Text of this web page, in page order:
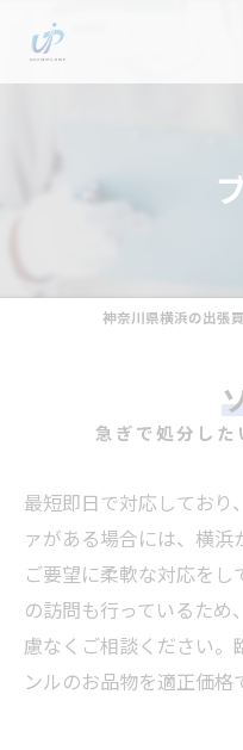
神奈川県横浜の出張
急ぎで処分した
最短即日で対応しており
ァがある場合には、横
ご要望に柔軟な対応を
の訪問も行っているた
慮なくご相談ください。
ンルのお品物を適正価格